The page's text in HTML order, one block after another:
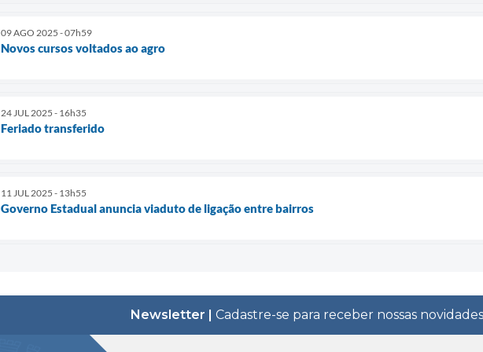
09 AGO 2025 - 07h59
Novos cursos voltados ao agro
24 JUL 2025 - 16h35
Feriado transferido
11 JUL 2025 - 13h55
Governo Estadual anuncia viaduto de ligação entre bairros
Newsletter | Cadastre-se para receber nossas novidades